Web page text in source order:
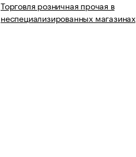
Торговля розничная прочая в
неспециализированных магазинах